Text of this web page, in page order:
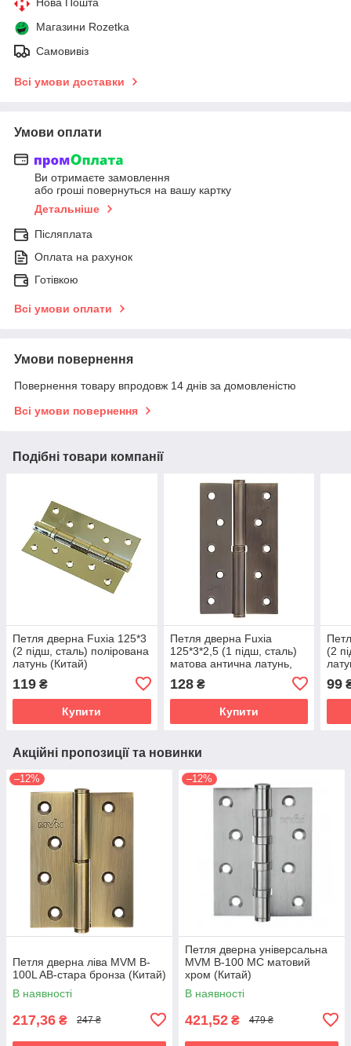
Магазини Rozetka
Самовивіз
Всі умови доставки
Умови оплати
Ви отримаєте замовлення
або гроші повернуться на вашу картку
Детальніше
Післяплата
Оплата на рахунок
Готівкою
Всі умови оплати
Умови повернення
Повернення товару впродовж 14 днів за домовленістю
Всі умови повернення
Подібні товари компанії
Петля дверна Fuxia 125*3
(2 підш, сталь) полірована
латунь (Китай)
119 ₴
Купити
Петля дверна Fuxia
125*3*2,5 (1 підш, сталь)
матова антична латунь,
128₴
Купити
(2
99
Акційні пропозиції та новинки
–12%
Петля дверна ліва MVM B-
100L AB-стара бронза (Китай)
В наявності
217,36 ₴ 247 ₴
–12%
Петля дверна універсальна
MVM B-100 MC матовий
хром (Китай)
В наявності
421,52 ₴ 479 ₴